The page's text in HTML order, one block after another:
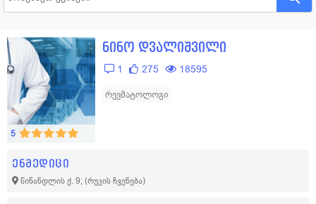
5
ნინო დვალიშვილი
1 275 18595
რევმატოლოგი
ენმედიცი
წინანდლის ქ. 9; (რუკის ჩვენება)